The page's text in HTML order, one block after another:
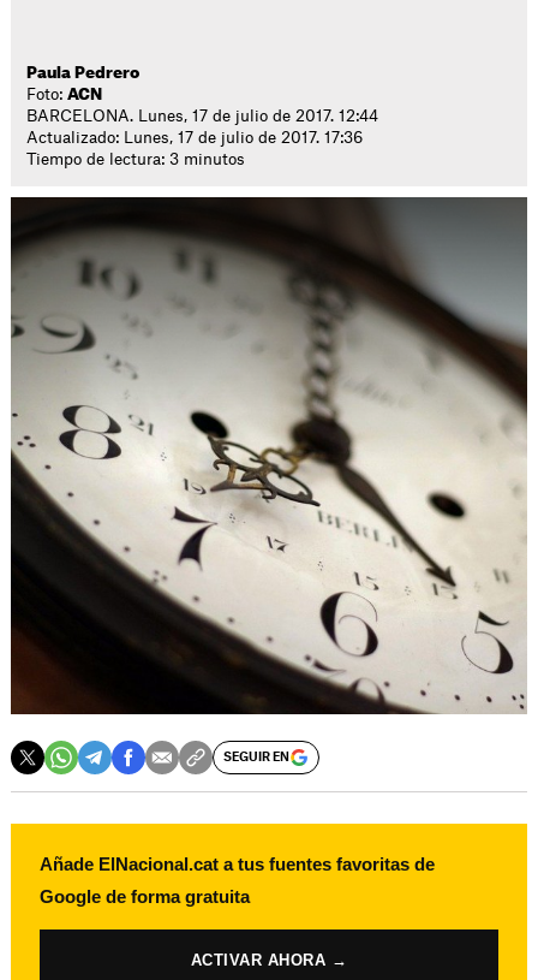
Paula Pedrero
Foto:ACN
BARCELONA. Lunes, 17 de julio de 2017. 12:44
Actualizado: Lunes, 17 de julio de 2017. 17:36
Tiempo de lectura: 3 minutos
SEGUIR EN
Añade ElNacional.cat a tus fuentes favoritas de
Google de forma gratuita
ACTIVAR AHORA →